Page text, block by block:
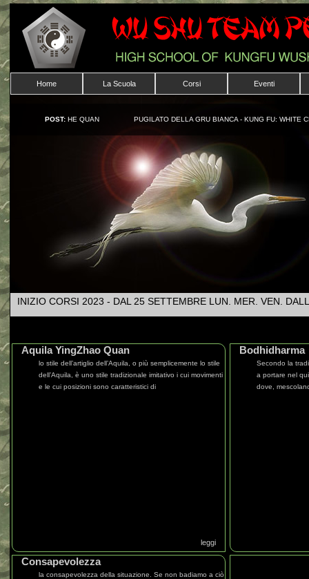
Home La Scuola Corsi Eventi
POST: HE QUAN PUGILATO DELLA GRU BIANCA - KUNG FU: WHITE
INIZIO CORSI 2023 - DAL 25 SETTEMBRE LUN. MER. VEN.
leggi
Aquila YingZhao Quan
lo stile dell’artiglio dell’Aquila, o più semplicemente lo stile
dell’Aquila, è uno stile tradizionale imitativo i cui movimenti
e le cui posizioni sono caratteristici di
Bodhidharma
Secondo la
a portare nel
dove,
Consapevolezza
la consapevolezza della situazione. Se non badiamo a ciò